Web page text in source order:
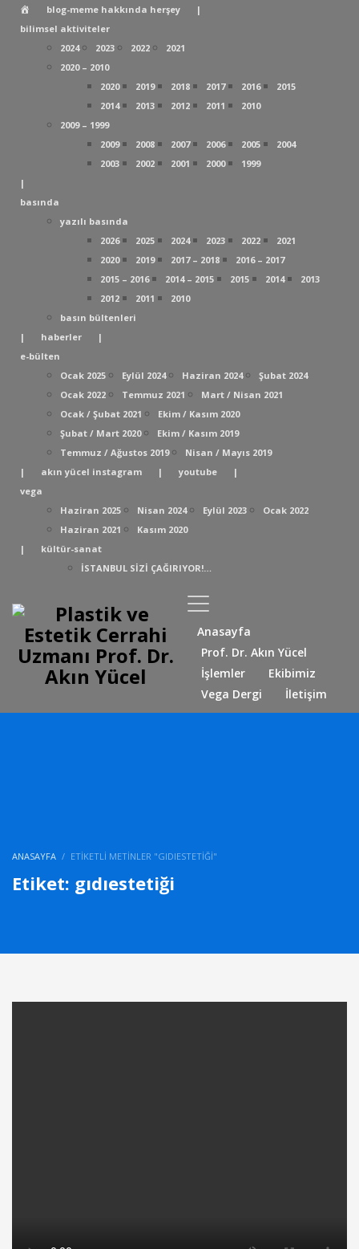
Estetik
Cerrahi
Plastik
Rekonstrüktif
Uzmanı
blog-meme hakkında herşey
|
bilimsel aktiviteler
2024
2023 2022
2021
2020 – 2010
2020
2019 2018 2017 2016
2015
2014
2013 2012 2011
2010
2009 – 1999
2009
2008 2007 2006 2005
2004
2003
2002 2001 2000
1999
|
basında
yazılı basında
2026
2025 2024 2023 2022
2021
2020
2019 2017 – 2018
2016 – 2017
2015 – 2016
2014 – 2015 2015 2014
2013
2012
2011
2010
basın bültenleri
|
haberler
|
e-bülten
Ocak 2025
Eylül 2024 Haziran 2024
Şubat 2024
Ocak 2022
Temmuz 2021
Mart / Nisan 2021
Ocak / Şubat 2021
Ekim / Kasım 2020
Şubat / Mart 2020
Ekim / Kasım 2019
Temmuz / Ağustos 2019
Nisan / Mayıs 2019
|
akın yücel instagram | youtube
|
vega
Haziran 2025
Nisan 2024 Eylül 2023
Ocak 2022
Haziran 2021
Kasım 2020
|
kültür-sanat
İSTANBUL SİZİ ÇAĞIRIYOR!…
Anasayfa
Prof. Dr. Akın Yücel
İşlemler
Ekibimiz
Vega Dergi
İletişim
ANASAYFA ETIKETLI METINLER "GIDIESTETIĞI"
Etiket: gıdıestetiği